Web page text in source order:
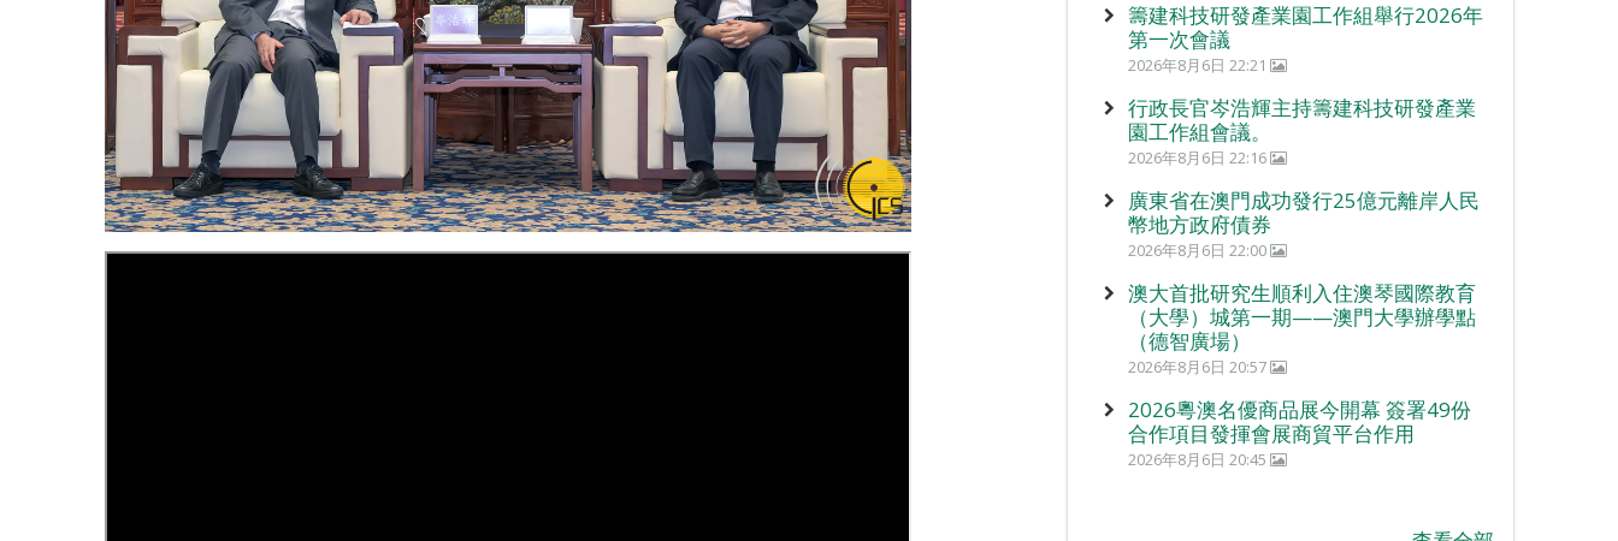
籌建科技研發產業園工作組舉行2026年
第一次會議
2026年8月6日 22:21
行政長官岑浩輝主持籌建科技研發產業
園工作組會議。
2026年8月6日 22:16
廣東省在澳門成功發行25億元離岸人民
幣地方政府債券
2026年8月6日 22:00
澳大首批研究生順利入住澳琴國際教育
（大學）城第一期——澳門大學辦學點
（德智廣場）
2026年8月6日 20:57
2026粵澳名優商品展今開幕 簽署49份
合作項目發揮會展商貿平台作用
2026年8月6日 20:45